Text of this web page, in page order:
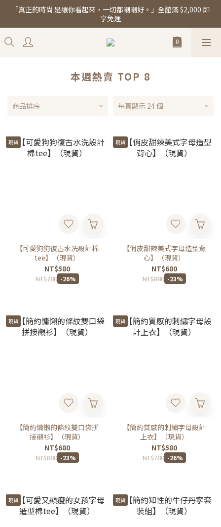
「真正的時尚 是讓你看起來，一切都剛剛好。」全館滿 $2,000 即
享免運
「真正的時尚 是讓你看起來，一切都剛剛好。」全館滿 $2,000 即
享免運
新品每週上架中 ♡ 加入會員享專屬優惠與新品通知
享免運
本週熱賣 TOP 8
商品排序 每頁顯示 24 個
現貨
【可愛狗狗復古水洗設計棉
tee】（現貨）
NT$580
NT$780 -26%
現貨
【俏皮甜辣美式字母造型背
心】（現貨）
NT$680
NT$880 -23%
現貨
【簡約慵懶的條紋雙口袋拼
接襯衫】（現貨）
NT$680
NT$880 -23%
現貨
【簡約質感的刺繡字母設計
上衣】（現貨）
NT$580
NT$780 -26%
現貨 現貨